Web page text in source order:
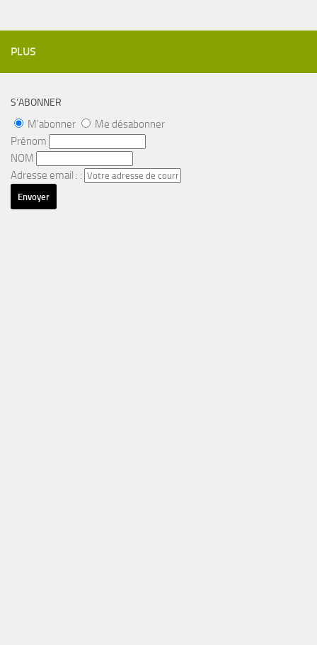
PLUS
S’ABONNER
M'abonner
Me désabonner
Prénom
NOM
Adresse email : :